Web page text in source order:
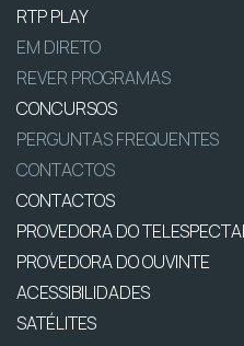
RTP PLAY
EM DIRETO
REVER PROGRAMAS
CONCURSOS
PERGUNTAS FREQUENTES
CONTACTOS
CONTACTOS
PROVEDORA DO
PROVEDORA DO OUVINTE
ACESSIBILIDADES
SATÉLITES